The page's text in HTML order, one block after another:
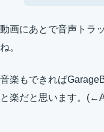
動画にあとで音声トラ
ね。
音楽もできれば
と楽だと思います。